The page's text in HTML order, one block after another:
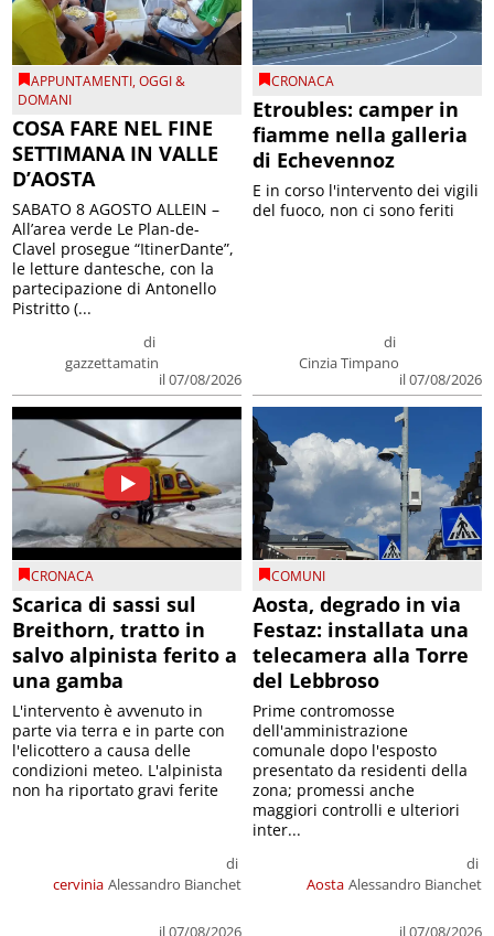
APPUNTAMENTI,OGGI &
DOMANI
COSA FARE NEL FINE
SETTIMANA IN VALLE
D’AOSTA
di
gazzettamatin
il 07/08/2026
SABATO 8 AGOSTO ALLEIN –
All’area verde Le Plan-de-
Clavel prosegue “ItinerDante”,
le letture dantesche, con la
partecipazione di Antonello
Pistritto (...
CRONACA
Etroubles: camper in
fiamme nella galleria
di Echevennoz
di
Cinzia Timpano
il 07/08/2026
E in corso l'intervento dei vigili
del fuoco, non ci sono feriti
CRONACA
Scarica di sassi sul
Breithorn, tratto in
salvo alpinista ferito a
una gamba
cervinia
di
Alessandro Bianchet
il 07/08/2026
L'intervento è avvenuto in
parte via terra e in parte con
l'elicottero a causa delle
condizioni meteo. L'alpinista
non ha riportato gravi ferite
COMUNI
Aosta, degrado in via
Festaz: installata una
telecamera alla Torre
del Lebbroso
Aosta
di
Alessandro Bianchet
il 07/08/2026
Prime contromosse
dell'amministrazione
comunale dopo l'esposto
presentato da residenti della
zona; promessi anche
maggiori controlli e ulteriori
inter...